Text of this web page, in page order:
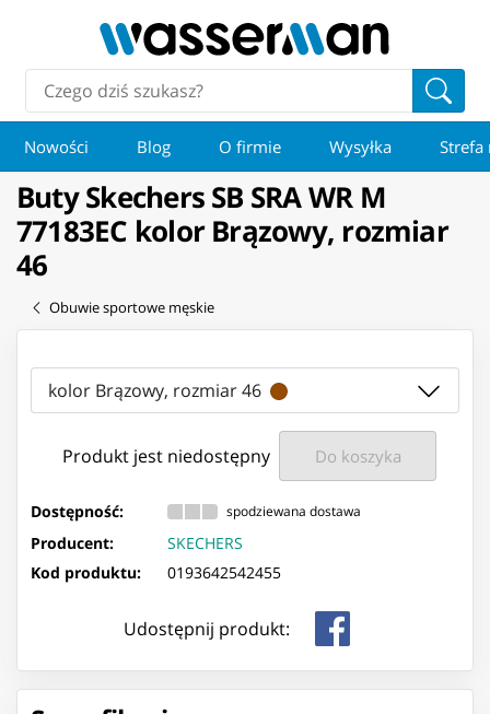
Nowości Blog O firmie Wysyłka Strefa
Buty Skechers SB SRA WR M
77183EC kolor Brązowy, rozmiar
46
Obuwie sportowe męskie
kolor Brązowy, rozmiar 46
Produkt jest niedostępny Do koszyka
Dostępność: spodziewana dostawa
Producent:
SKECHERS
Kod produktu:
0193642542455
Udostępnij produkt: